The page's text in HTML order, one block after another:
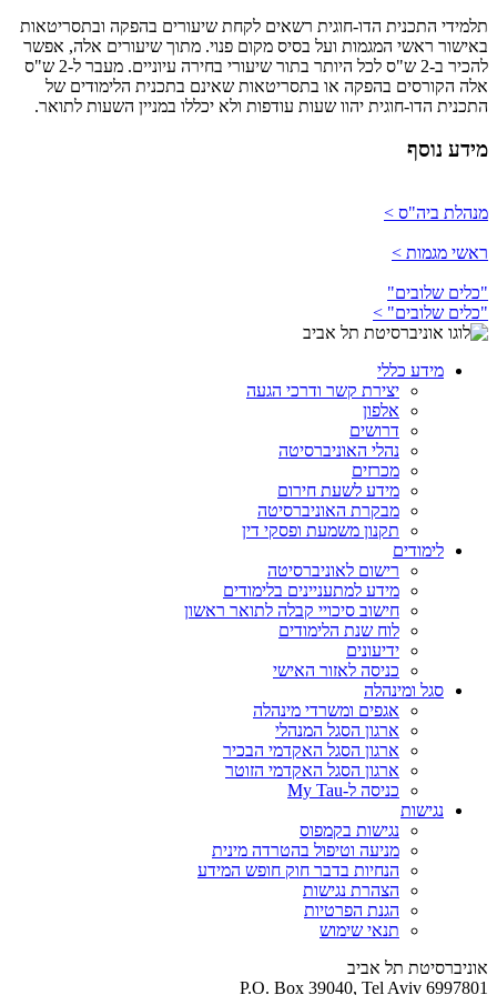
תלמידי התכנית הדו-חוגית רשאים לקחת שיעורים בהפקה ובתסריטאות
באישור ראשי המגמות ועל בסיס מקום פנוי. מתוך שיעורים אלה, אפשר
להכיר ב-2 ש"ס לכל היותר בתור שיעורי בחירה עיוניים. מעבר ל-2 ש"ס
אלה הקורסים בהפקה או בתסריטאות שאינם בתכנית הלימודים של
התכנית הדו-חוגית יהוו שעות עודפות ולא יכללו במניין השעות לתואר.
מידע נוסף
מנהלת ביה"ס >
ראשי מגמות >
"כלים שלובים"
"כלים שלובים" >
מידע כללי
יצירת קשר ודרכי הגעה
אלפון
דרושים
נהלי האוניברסיטה
מכרזים
מידע לשעת חירום
מבקרת האוניברסיטה
תקנון משמעת ופסקי דין
לימודים
רישום לאוניברסיטה
מידע למתעניינים בלימודים
חישוב סיכויי קבלה לתואר ראשון
לוח שנת הלימודים
ידיעונים
כניסה לאזור האישי
סגל ומינהלה
אגפים ומשרדי מינהלה
ארגון הסגל המנהלי
ארגון הסגל האקדמי הבכיר
ארגון הסגל האקדמי הזוטר
כניסה ל-My Tau
נגישות
נגישות בקמפוס
מניעה וטיפול בהטרדה מינית
הנחיות בדבר חוק חופש המידע
הצהרת נגישות
הגנת הפרטיות
תנאי שימוש
אוניברסיטת תל אביב
P.O. Box 39040, Tel Aviv 6997801